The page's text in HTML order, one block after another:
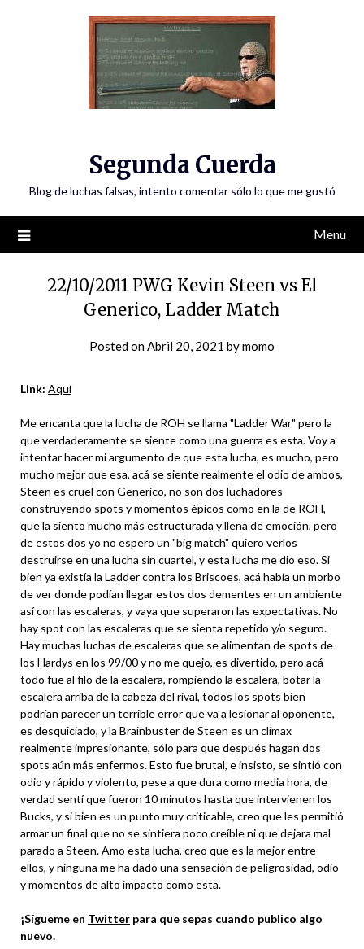
Segunda Cuerda
Blog de luchas falsas, intento comentar sólo lo que me gustó
Menu
22/10/2011 PWG Kevin Steen vs El
Generico, Ladder Match
Posted onAbril 20, 2021 bymomo
Link: Aquí
Me encanta que la lucha de ROH se llama "Ladder War" pero la
que verdaderamente se siente como una guerra es esta. Voy a
intentar hacer mi argumento de que esta lucha, es mucho, pero
mucho mejor que esa, acá se siente realmente el odio de ambos,
Steen es cruel con Generico, no son dos luchadores
construyendo spots y momentos épicos como en la de ROH,
que la siento mucho más estructurada y llena de emoción, pero
de estos dos yo no espero un "big match" quiero verlos
destruirse en una lucha sin cuartel, y esta lucha me dio eso. Si
bien ya existía la Ladder contra los Briscoes, acá había un morbo
de ver donde podían llegar estos dos dementes en un ambiente
así con las escaleras, y vaya que superaron las expectativas. No
hay spot con las escaleras que se sienta repetido y/o seguro.
Hay muchas luchas de escaleras que se alimentan de spots de
los Hardys en los 99/00 y no me quejo, es divertido, pero acá
todo fue al filo de la escalera, rompiendo la escalera, botar la
escalera arriba de la cabeza del rival, todos los spots bien
podrían parecer un terrible error que va a lesionar al oponente,
es desquiciado, y la Brainbuster de Steen es un clímax
realmente impresionante, sólo para que después hagan dos
spots aún más enfermos. Esto fue brutal, e insisto, se sintió con
odio y rápido y violento, pese a que dura como media hora, de
verdad sentí que fueron 10 minutos hasta que intervienen los
Bucks, y si bien es un punto muy criticable, creo que les permitió
armar un final que no se sintiera poco creíble ni que dejara mal
parado a Steen. Amo esta lucha, creo que es la mejor entre
ellos, y ninguna me ha dado una sensación de peligrosidad, odio
y momentos de alto impacto como esta.
¡Sígueme en Twitter para que sepas cuando publico algo
nuevo.